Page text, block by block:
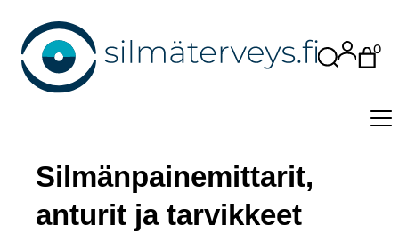
sisältöön
Etsi
0
Silmänpainemittarit,
anturit ja tarvikkeet